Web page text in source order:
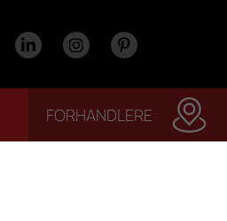
FORHANDLERE